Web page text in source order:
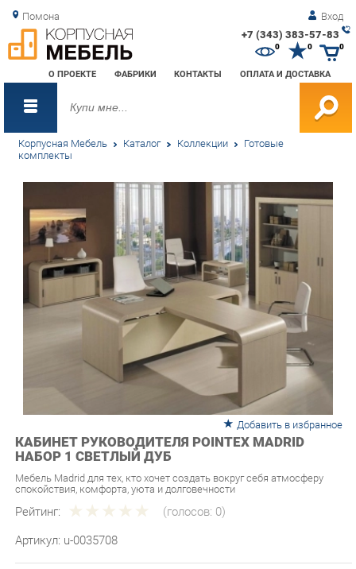
Помона Вход
+7 (343) 383-57-83
О ПРОЕКТЕ ФАБРИКИ КОНТАКТЫ ОПЛАТА И ДОСТАВКА
0 0
Корпусная Мебель Каталог Коллекции Готовые
комплекты
Добавить в избранное
КАБИНЕТ РУКОВОДИТЕЛЯ POINTEX MADRID
НАБОР 1 СВЕТЛЫЙ ДУБ
Мебель Madrid для тех, кто хочет создать вокруг себя атмосферу
Рейтинг: (голосов:0)
Артикул: u-0035708